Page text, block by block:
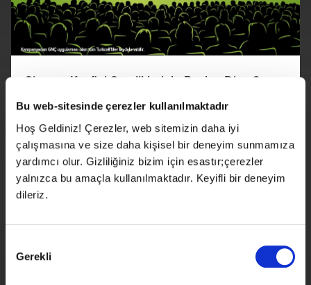
Bu web-sitesinde çerezler kullanılmaktadır
Hoş Geldiniz! Çerezler, web sitemizin daha iyi
çalışmasına ve size daha kişisel bir deneyim sunmamıza
yardımcı olur. Gizliliğiniz bizim için esastır;çerezler
yalnızca bu amaçla kullanılmaktadır. Keyifli bir deneyim
dileriz.
Seçimi
Gerekli
Sinema Keyfini Sevdiklerinle Paylaş Diye 2.
Biletin Hediye!
Detaylı Bilgi